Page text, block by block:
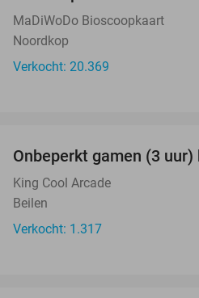
MaDiWoDo Bioscoopkaart
Noordkop
Verkocht: 20.369
Onbeperkt gamen (3
King Cool Arcade
Beilen
Verkocht: 1.317